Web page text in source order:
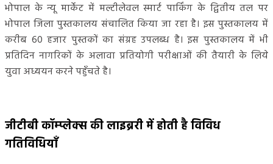
भोपाल के न्यू मार्केट में मल्टीलेवल स्मार्ट पार्किंग के द्वितीय तल पर
भोपाल जिला पुस्तकालय संचालित किया जा रहा है। इस पुस्तकालय में
करीब 60 हजार पुस्तकों का संग्रह उपलब्ध है। इस पुस्तकालय में भी
प्रतिदिन नागरिकों के अलावा प्रतियोगी परीक्षाओं की तैयारी के लिये
युवा अध्ययन करने पहुँचते है।
जीटीबी कॉम्प्लेक्स की लाइब्ररी में होती है विविध
गतिविधियाँ